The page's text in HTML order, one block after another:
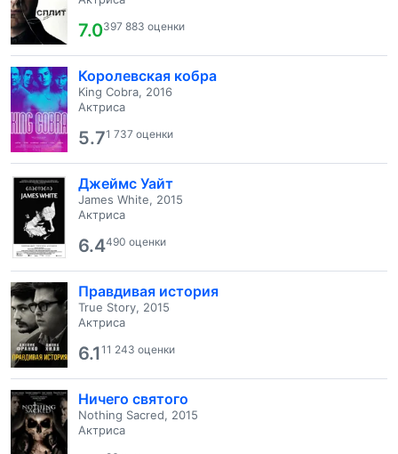
7.0397 883 оценки
Королевская кобра
King Cobra, 2016
Актриса
5.71 737 оценки
Джеймс Уайт
James White, 2015
Актриса
6.4490 оценки
Правдивая история
True Story, 2015
Актриса
6.111 243 оценки
Ничего святого
Nothing Sacred, 2015
Актриса